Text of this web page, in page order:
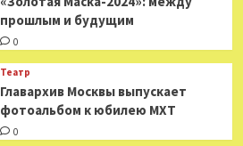
прошлым и будущим
0
Театр
​​Главархив Москвы выпускает
фотоальбом к юбилею МХТ
0